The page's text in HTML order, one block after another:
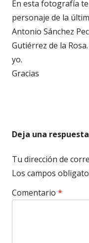
En esta fotografía
personaje de la
Antonio Sánchez
Gutiérrez de la
yo.
Gracias
Deja una respuesta
Tu dirección de
Los campos
Comentario *